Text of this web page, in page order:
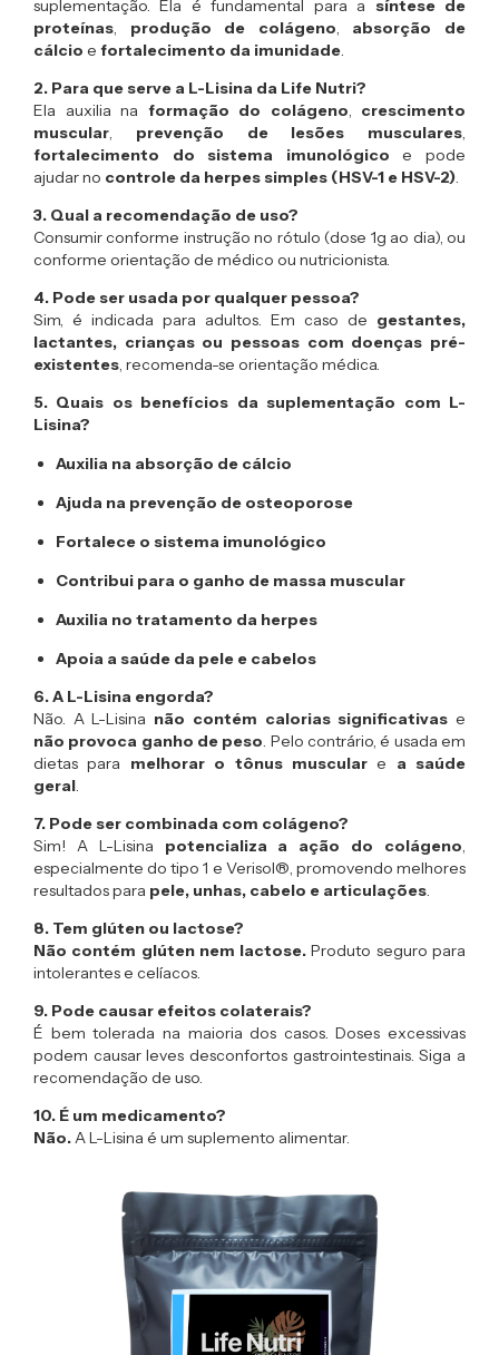
suplementação. Ela é fundamental para a síntese de
proteínas, produção de colágeno, absorção de
cálcio e fortalecimento da imunidade.
2. Para que serve a L-Lisina da Life Nutri?
Ela auxilia na formação do colágeno, crescimento
muscular, prevenção de lesões musculares,
fortalecimento do sistema imunológico e pode
ajudar no controle da herpes simples (HSV-1 e HSV-2).
3. Qual a recomendação de uso?
Consumir conforme instrução no rótulo (dose 1g ao dia), ou
conforme orientação de médico ou nutricionista.
4. Pode ser usada por qualquer pessoa?
Sim, é indicada para adultos. Em caso de gestantes,
lactantes, crianças ou pessoas com doenças pré-
existentes, recomenda-se orientação médica.
5. Quais os benefícios da suplementação com L-
Lisina?
Auxilia na absorção de cálcio
Ajuda na prevenção de osteoporose
Fortalece o sistema imunológico
Contribui para o ganho de massa muscular
Auxilia no tratamento da herpes
Apoia a saúde da pele e cabelos
6. A L-Lisina engorda?
Não. A L-Lisina não contém calorias significativas e
não provoca ganho de peso. Pelo contrário, é usada em
dietas para melhorar o tônus musculare a saúde
geral.
7. Pode ser combinada com colágeno?
Sim! A L-Lisina potencializa a ação do colágeno,
especialmente do tipo 1 e Verisol®, promovendo melhores
resultados para pele, unhas, cabelo e articulações.
8. Tem glúten ou lactose?
Não contém glúten nem lactose. Produto seguro para
intolerantes e celíacos.
9. Pode causar efeitos colaterais?
É bem tolerada na maioria dos casos. Doses excessivas
podem causar leves desconfortos gastrointestinais. Siga a
recomendação de uso.
10. É um medicamento?
Não.A L-Lisina é um suplemento alimentar.